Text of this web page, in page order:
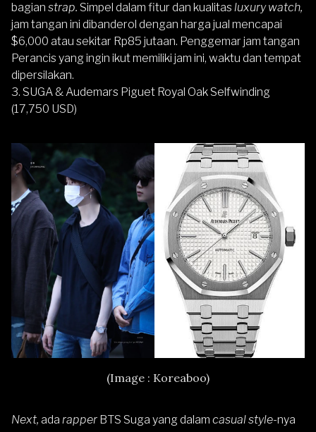
bagian strap. Simpel dalam fitur dan kualitasluxury watch,
jam tangan ini dibanderol dengan harga jual mencapai
$6,000 atau sekitar Rp85 jutaan. Penggemar jam tangan
Perancis yang ingin ikut memiliki jam ini, waktu dan tempat
dipersilakan.
3. SUGA & Audemars Piguet Royal Oak Selfwinding
(17,750 USD)
(Image : Koreaboo)
Next, ada rapper BTS Suga yang dalam casual style-nya